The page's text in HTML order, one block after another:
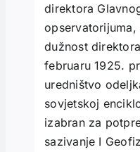
direktora
dužnost
februaru 1925.
uredništvo
sovjetskoj
izabran za
sazivanje I